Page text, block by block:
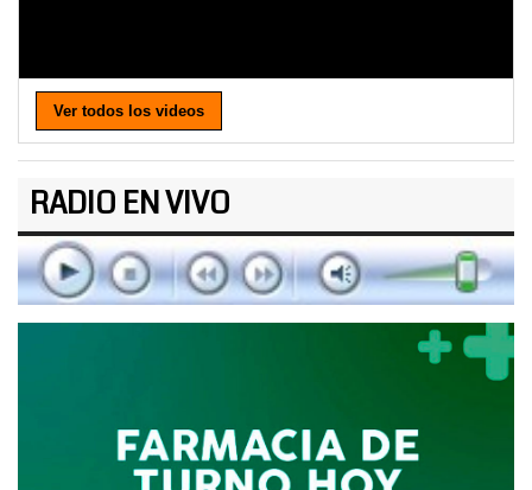
Ver todos los videos
RADIO EN VIVO